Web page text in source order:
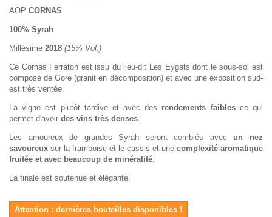
AOP CORNAS
100% Syrah
Millésime 2018 (15% Vol.)
Ce Cornas Ferraton est issu du lieu-dit Les Eygats dont le sous-sol est
composé de Gore (granit en décomposition) et avec une exposition sud-
est très ventée.
La vigne est plutôt tardive et avec des rendements faiblesce qui
permet d'avoir des vins très denses
Les amoureux de grandes Syrah seront comblés avecun nez
savoureux sur la framboise et le cassis et une complexité aromatique
fruitée et avec beaucoup de minéralité
La finale est soutenue et élégante.
Attention : dernières bouteilles disponibles !